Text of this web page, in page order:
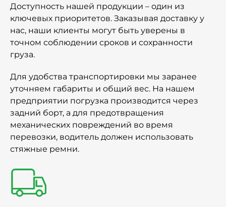
Доступность нашей продукции – один из
ключевых приоритетов. Заказывая доставку у
нас, наши клиенты могут быть уверены в
точном соблюдении сроков и сохранности
груза.
Для удобства транспортировки мы заранее
уточняем габариты и общий вес. На нашем
предприятии погрузка производится через
задний борт, а для предотвращения
механических повреждений во время
перевозки, водитель должен использовать
стяжные ремни.